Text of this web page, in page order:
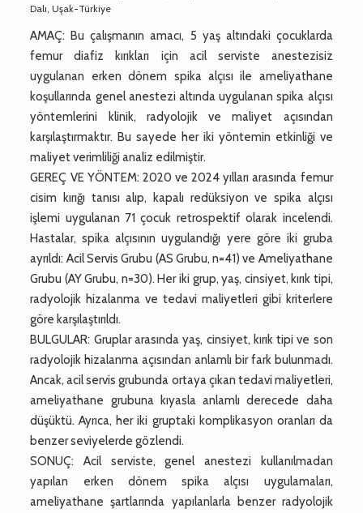
Dalı, Uşak-Türkiye
AMAÇ: Bu çalışmanın amacı, 5 yaş altındaki çocuklarda
femur diafiz kırıkları için acil serviste anestezisiz
uygulanan erken dönem spika alçısı ile ameliyathane
koşullarında genel anestezi altında uygulanan spika alçısı
yöntemlerini klinik, radyolojik ve maliyet açısından
karşılaştırmaktır. Bu sayede her iki yöntemin etkinliği ve
maliyet verimliliği analiz edilmiştir.
GEREÇ VE YÖNTEM: 2020 ve 2024 yılları arasında femur
cisim kırığı tanısı alıp, kapalı redüksiyon ve spika alçısı
işlemi uygulanan 71 çocuk retrospektif olarak incelendi.
Hastalar, spika alçısının uygulandığı yere göre iki gruba
ayrıldı: Acil Servis Grubu (AS Grubu, n=41) ve Ameliyathane
Grubu (AY Grubu, n=30). Her iki grup, yaş, cinsiyet, kırık tipi,
radyolojik hizalanma ve tedavi maliyetleri gibi kriterlere
göre karşılaştırıldı.
BULGULAR: Gruplar arasında yaş, cinsiyet, kırık tipi ve son
radyolojik hizalanma açısından anlamlı bir fark bulunmadı.
Ancak, acil servis grubunda ortaya çıkan tedavi maliyetleri,
ameliyathane grubuna kıyasla anlamlı derecede daha
düşüktü. Ayrıca, her iki gruptaki komplikasyon oranları da
benzer seviyelerde gözlendi.
SONUÇ: Acil serviste, genel anestezi kullanılmadan
yapılan erken dönem spika alçısı uygulamaları,
ameliyathane şartlarında yapılanlarla benzer radyolojik